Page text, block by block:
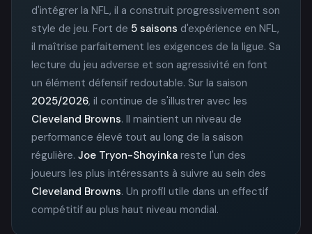
d'intégrer la NFL, il a construit progressivement son
style de jeu. Fort de 5 saisons d'expérience en NFL,
il maîtrise parfaitement les exigences de la ligue. Sa
lecture du jeu adverse et son agressivité en font
un élément défensif redoutable. Sur la saison
2025/2026, il continue de s'illustrer avec les
Cleveland Browns. Il maintient un niveau de
performance élevé tout au long de la saison
régulière. Joe Tryon-Shoyinka reste l'un des
joueurs les plus intéressants à suivre au sein des
Cleveland Browns. Un profil utile dans un effectif
compétitif au plus haut niveau mondial.